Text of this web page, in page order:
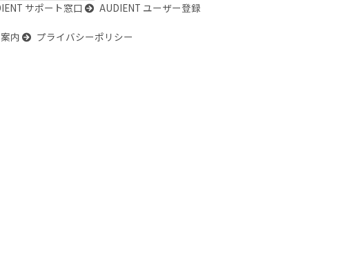
サポート窓口
AUDIENT ユーザー登録
内
プライバシーポリシー